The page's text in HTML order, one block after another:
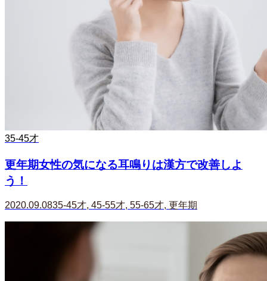
35-45才
更年期女性の気になる耳鳴りは漢方で改善しよ
う！
2020.09.0835-45才, 45-55才, 55-65才, 更年期